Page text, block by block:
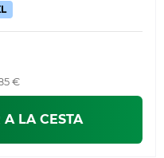
€
LA CESTA